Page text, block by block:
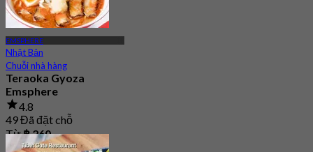
EMSPHERE
Nhật Bản
Chuỗi nhà hàng
Teraoka Gyoza
Emsphere
4.8
49 Đã đặt chỗ
Từ฿ 260